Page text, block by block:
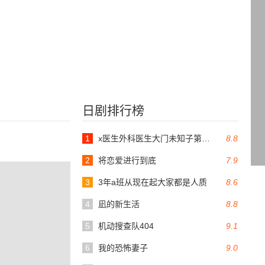
日剧排行榜
8.8
1
7.9
2 将恋爱进行到底
8.6
3 3年a班从现在起大家都是人质
8.8
4 凪的新生活
9.1
5 机动搜查队404
9.0
6 我的恐怖妻子